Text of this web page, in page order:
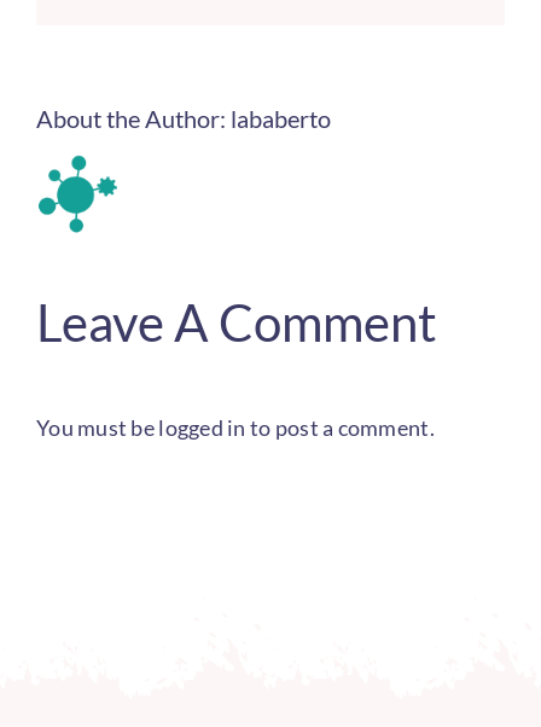
About the Author: lababerto
Leave A Comment
You must belogged in to post a comment.